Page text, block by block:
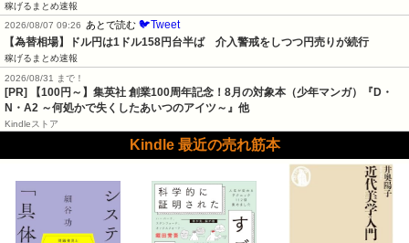
稼げるまとめ速報
2026/08/07 09:26 あとで読む 🐦Tweet
【為替相場】ドル円は1ドル158円台半ば　介入警戒をしつつ円売りが続行
稼げるまとめ速報
2026/08/31 まで！
[PR]
【100円～】集英社 創業100周年記念！8月の対象本（少年マンガ）『D・
N・A2 ～何処かで失くしたあいつのアイツ～』他
Kindleストア
Kindle 最近の売れ筋本